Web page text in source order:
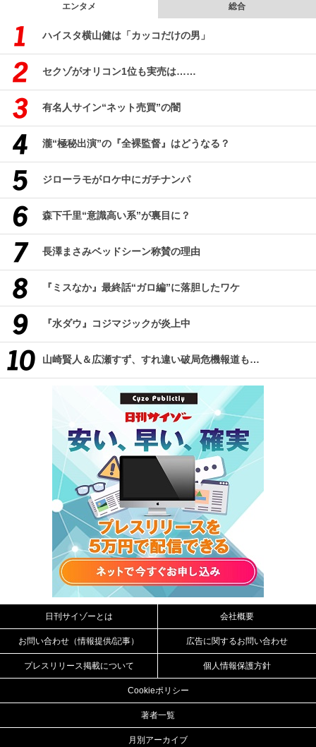
エンタメ 総合
ハイスタ横山健は「カッコだけの男」
セクゾがオリコン1位も実売は……
有名人サイン“ネット売買”の闇
瀧“極秘出演”の『全裸監督』はどうなる？
ジローラモがロケ中にガチナンパ
森下千里“意識高い系”が裏目に？
長澤まさみベッドシーン称賛の理由
『ミスなか』最終話“ガロ編”に落胆したワケ
『水ダウ』コジマジックが炎上中
山崎賢人＆広瀬すず、すれ違い破局危機報道も…
日刊サイゾーとは 会社概要
お問い合わせ（情報提供/記事） 広告に関するお問い合わせ
プレスリリース掲載について 個人情報保護方針
Cookieポリシー
著者一覧
月別アーカイブ